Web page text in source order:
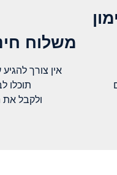
משלוח
אין צורך להגיע עד
תוכלו
ולקבל